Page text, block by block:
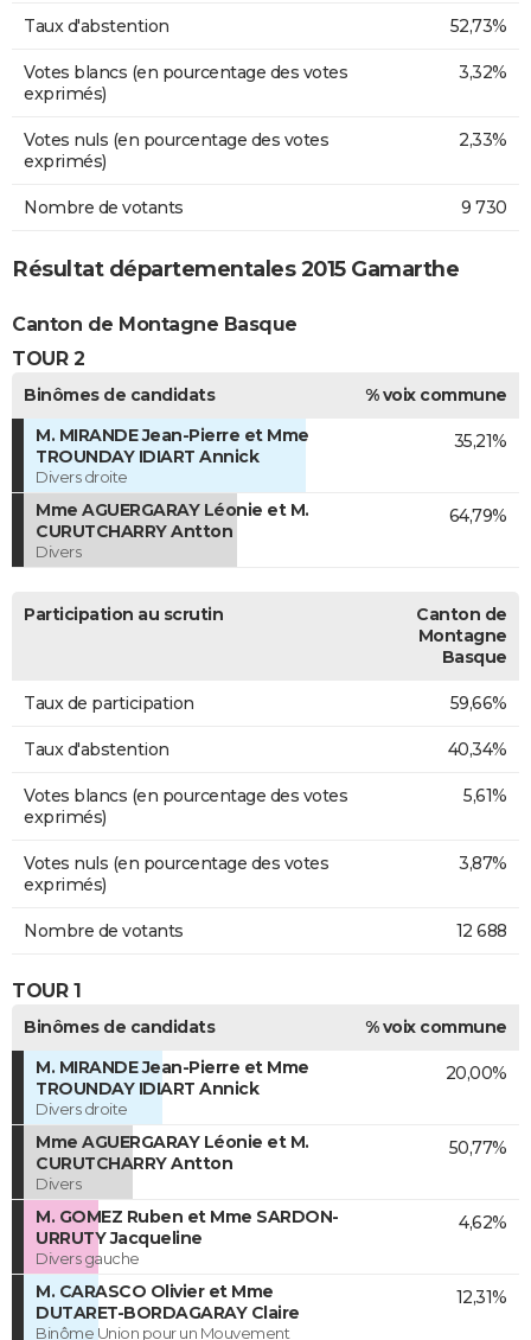
Taux d'abstention 52,73%
Votes blancs (en pourcentage des votes
exprimés)
3,32%
Votes nuls (en pourcentage des votes
exprimés)
2,33%
Nombre de votants 9 730
Résultat départementales 2015 Gamarthe
Canton de Montagne Basque
TOUR 2
Binômes de candidats
% voix commune
M. MIRANDE Jean-Pierre et Mme
TROUNDAY IDIART Annick
Divers droite
35,21%
Mme AGUERGARAY Léonie et M.
CURUTCHARRY Antton
Divers
64,79%
Participation au scrutin
Canton de
Montagne
Basque
Taux de participation 59,66%
Taux d'abstention 40,34%
Votes blancs (en pourcentage des votes
exprimés)
5,61%
Votes nuls (en pourcentage des votes
exprimés)
3,87%
Nombre de votants 12 688
TOUR 1
Binômes de candidats
% voix commune
M. MIRANDE Jean-Pierre et Mme
TROUNDAY IDIART Annick
Divers droite
20,00%
Mme AGUERGARAY Léonie et M.
CURUTCHARRY Antton
Divers
50,77%
M. GOMEZ Ruben et Mme SARDON-
URRUTY Jacqueline
Divers gauche
4,62%
M. CARASCO Olivier et Mme
DUTARET-BORDAGARAY Claire
Binôme Union pour un Mouvement
12,31%